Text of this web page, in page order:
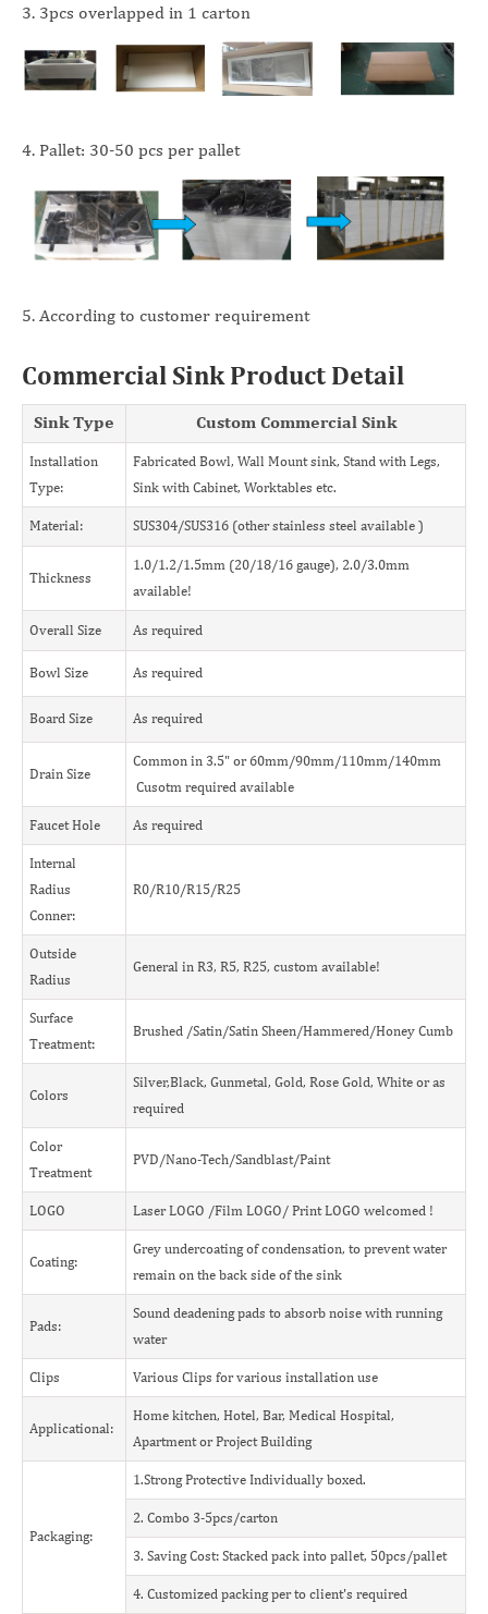
3. 3pcs overlapped in 1 carton
4. Pallet: 30-50 pcs per pallet
5. According to customer requirement
Commercial Sink Product Detail
Sink Type Custom Commercial Sink
Installation
Type:
Fabricated Bowl, Wall Mount sink, Stand with Legs,
Sink with Cabinet, Worktables etc.
Material: SUS304/SUS316 (other stainless steel available )
Thickness
1.0/1.2/1.5mm (20/18/16 gauge), 2.0/3.0mm
available!
Overall Size As required
Bowl Size As required
Board Size As required
Drain Size
Common in 3.5" or 60mm/90mm/110mm/140mm
Cusotm required available
Faucet Hole As required
Internal
Radius
Conner:
R0/R10/R15/R25
Outside
Radius
General in R3, R5, R25, custom available!
Surface
Treatment:
Brushed /Satin/Satin Sheen/Hammered/Honey Cumb
Colors
Silver,Black, Gunmetal, Gold, Rose Gold, White or as
required
Color
Treatment
PVD/Nano-Tech/Sandblast/Paint
LOGO Laser LOGO /Film LOGO/ Print LOGO welcomed !
Coating:
Grey undercoating of condensation, to prevent water
remain on the back side of the sink
Pads:
Sound deadening pads to absorb noise with running
water
Clips Various Clips for various installation use
Applicational:
Home kitchen, Hotel, Bar, Medical Hospital,
Apartment or Project Building
Packaging:
1.Strong Protective Individually boxed.
2. Combo 3-5pcs/carton
3. Saving Cost: Stacked pack into pallet, 50pcs/pallet
4. Customized packing per to client's required